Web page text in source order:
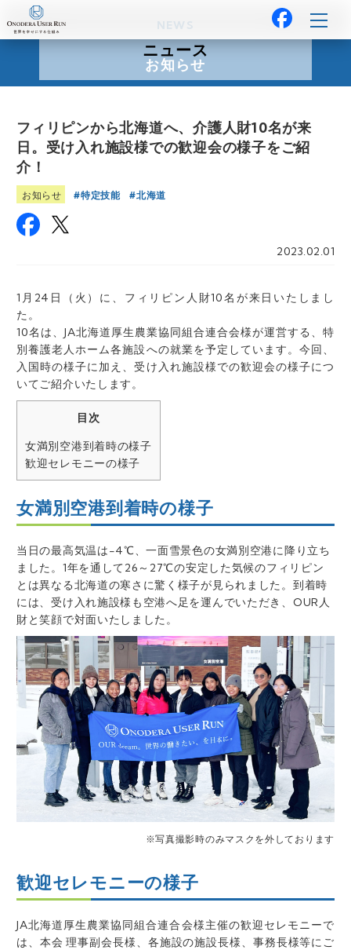
ニュース
お知らせ
フィリピンから北海道へ、介護人財10名が来
日。受け入れ施設様での歓迎会の様子をご紹
介！
お知らせ 特定技能 北海道
2023.02.01
1月24日（火）に、フィリピン人財10名が来日いたしまし
た。
10名は、JA北海道厚生農業協同組合連合会様が運営する、特
別養護老人ホーム各施設への就業を予定しています。今回、
入国時の様子に加え、受け入れ施設様での歓迎会の様子につ
いてご紹介いたします。
目次
女満別空港到着時の様子
歓迎セレモニーの様子
女満別空港到着時の様子
当日の最高気温は-4℃、一面雪景色の女満別空港に降り立ち
ました。1年を通して26～27℃の安定した気候のフィリピン
とは異なる北海道の寒さに驚く様子が見られました。到着時
には、受け入れ施設様も空港へ足を運んでいただき、OUR人
財と笑顔で対面いたしました。
※写真撮影時のみマスクを外しております
歓迎セレモニーの様子
JA北海道厚生農業協同組合連合会様主催の歓迎セレモニーで
は、本会 理事副会長様、各施設の施設長様、事務長様等にご